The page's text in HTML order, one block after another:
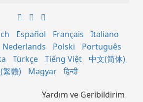
Español Français
Italiano
Nederlands Polski
Português
Türkçe Tiếng Việt
中文(简体)
繁體)
Magyar हिन्दी
Yardım ve Geribildirim